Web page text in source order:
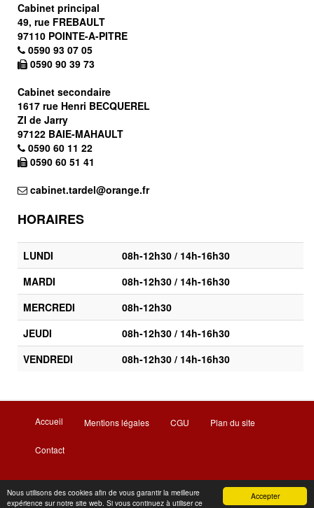
Accepter
Nous utilisons des cookies afin de vous garantir la meilleure
expérience sur notre site web. Si vous continuez à utiliser ce
Cabinet principal
49, rue FREBAULT
97110 POINTE-A-PITRE
0590 93 07 05
0590 90 39 73
Cabinet secondaire
1617 rue Henri BECQUEREL
ZI de Jarry
97122 BAIE-MAHAULT
0590 60 11 22
0590 60 51 41
cabinet.tardel@orange.fr
HORAIRES
LUNDI
08h-12h30 / 14h-16h30
MARDI
08h-12h30 / 14h-16h30
MERCREDI
08h-12h30
JEUDI
08h-12h30 / 14h-16h30
VENDREDI
08h-12h30 / 14h-16h30
Accueil Mentions légales CGU Plan du site
Contact
Maître Tania TARDEL © 2017-2023 | Réalisation et